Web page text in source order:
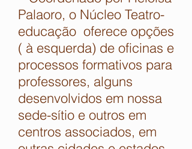
Palaoro, o Núcleo Teatro-
educação oferece opções
( à esquerda) de oficinas e
processos formativos para
professores, alguns
desenvolvidos em nossa
sede-sítio e outros em
centros associados, em